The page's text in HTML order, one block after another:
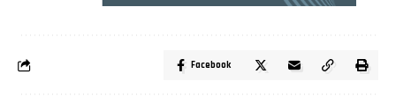
Facebook